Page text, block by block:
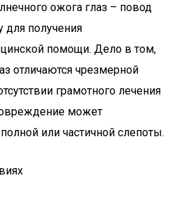
ожога глаз – повод
для получения
помощи. Дело в том,
отличаются чрезмерной
грамотного лечения
может
или частичной слепоты.